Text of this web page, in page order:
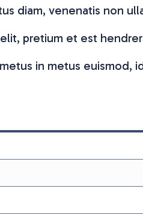
diam, venenatis non
pretium et est
in metus euismod,